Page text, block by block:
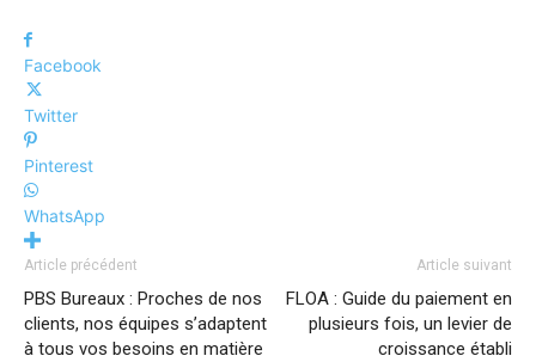
Facebook
Twitter
Pinterest
WhatsApp
Article précédent
PBS Bureaux : Proches de nos
clients, nos équipes s’adaptent
à tous vos besoins en matière
Article suivant
FLOA : Guide du paiement en
plusieurs fois, un levier de
croissance établi